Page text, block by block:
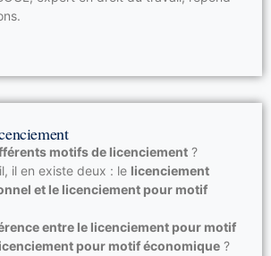
motifs de licenciement ?
il en existe deux : le licenciement
et le licenciement pour motif
entre le licenciement pour motif
pour motif économique ?